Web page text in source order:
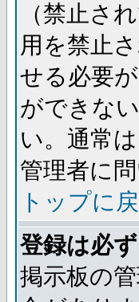
（禁止さ
用を禁止
せる必要
ができな
い。通常
管理者に
トップに
登録は必
掲示板の